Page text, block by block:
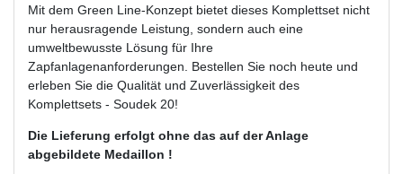
Mit dem Green Line-Konzept bietet dieses Komplettset nicht
nur herausragende Leistung, sondern auch eine
umweltbewusste Lösung für Ihre
Zapfanlagenanforderungen. Bestellen Sie noch heute und
erleben Sie die Qualität und Zuverlässigkeit des
Komplettsets - Soudek 20!
Die Lieferung erfolgt ohne das auf der Anlage
abgebildete Medaillon !